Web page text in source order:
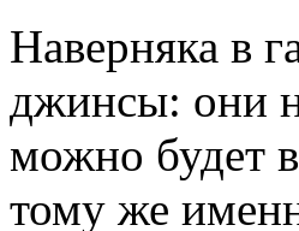
Наверняка в
джинсы: они
можно будет
тому же